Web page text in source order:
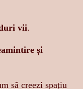
vii.
și
să creezi spațiu